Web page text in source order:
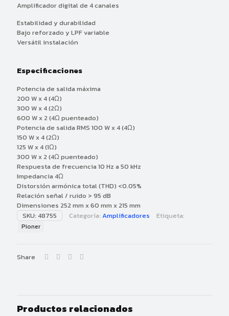
Amplificador digital de 4 canales
Estabilidad y durabilidad
Bajo reforzado y LPF variable
Versátil instalación
Especificaciones
Potencia de salida máxima
200 W x 4 (4Ω)
300 W x 4 (2Ω)
600 W x 2 (4Ω puenteado)
Potencia de salida RMS 100 W x 4 (4Ω)
150 W x 4 (2Ω)
125 W x 4 (1Ω)
300 W x 2 (4Ω puenteado)
Respuesta de frecuencia 10 Hz a 50 kHz
Impedancia 4Ω
Distorsión armónica total (THD) <0.05%
Relación señal / ruido > 95 dB
Dimensiones 252 mm x 60 mm x 215 mm
SKU: 48755 Categoría: Amplificadores Etiqueta:
Pioner
Share
Productos relacionados